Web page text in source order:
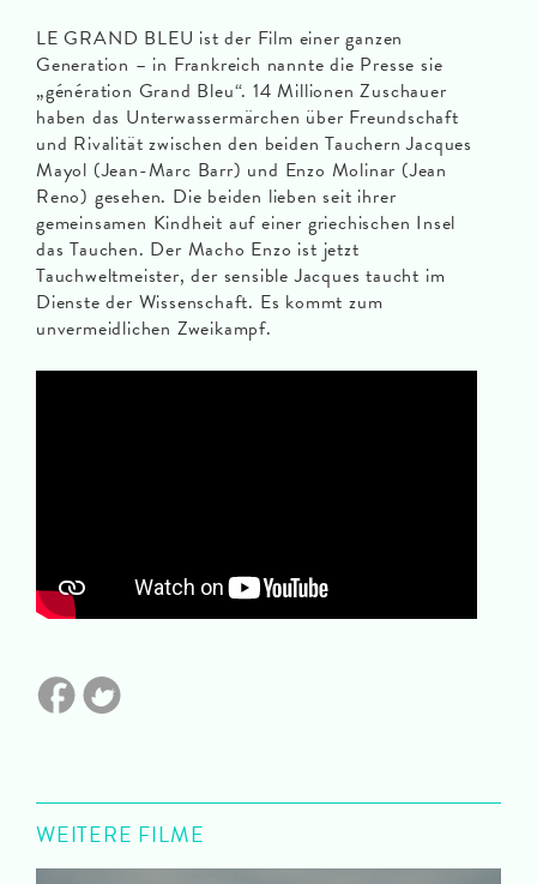
LE GRAND BLEU ist der Film einer ganzen
Generation – in Frankreich nannte die Presse sie
„génération Grand Bleu“. 14 Millionen Zuschauer
haben das Unterwassermärchen über Freundschaft
und Rivalität zwischen den beiden Tauchern Jacques
Mayol (Jean-Marc Barr) und Enzo Molinar (Jean
Reno) gesehen. Die beiden lieben seit ihrer
gemeinsamen Kindheit auf einer griechischen Insel
das Tauchen. Der Macho Enzo ist jetzt
Tauchweltmeister, der sensible Jacques taucht im
Dienste der Wissenschaft. Es kommt zum
unvermeidlichen Zweikampf.
WEITERE FILME